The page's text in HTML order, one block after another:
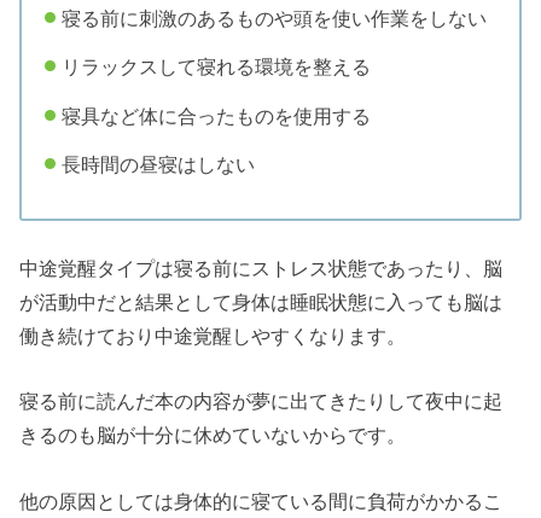
寝る前に刺激のあるものや頭を使い作業をしない
リラックスして寝れる環境を整える
寝具など体に合ったものを使用する
長時間の昼寝はしない
中途覚醒タイプは寝る前にストレス状態であったり、脳
が活動中だと結果として身体は睡眠状態に入っても脳は
働き続けており中途覚醒しやすくなります。
寝る前に読んだ本の内容が夢に出てきたりして夜中に起
きるのも脳が十分に休めていないからです。
他の原因としては身体的に寝ている間に負荷がかかるこ